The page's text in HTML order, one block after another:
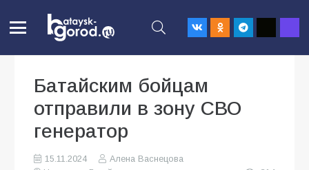
Батайским бойцам
отправили в зону СВО
генератор
15.11.2024
Алена Васнецова